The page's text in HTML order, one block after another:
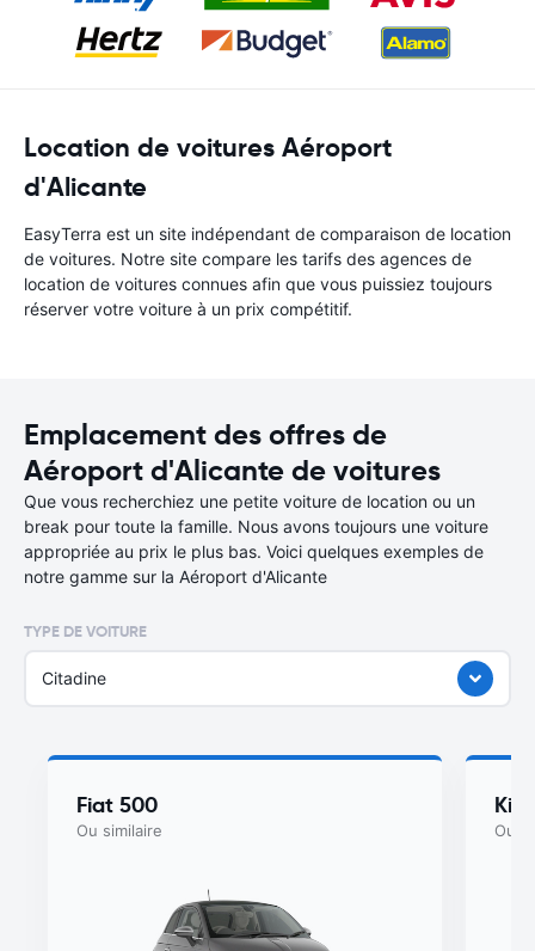
Location de voitures Aéroport
d'Alicante
EasyTerra est un site indépendant de comparaison de location
de voitures. Notre site compare les tarifs des agences de
location de voitures connues afin que vous puissiez toujours
réserver votre voiture à un prix compétitif.
Emplacement des offres de
Aéroport d'Alicante de voitures
Que vous recherchiez une petite voiture de location ou un
break pour toute la famille. Nous avons toujours une voiture
appropriée au prix le plus bas. Voici quelques exemples de
notre gamme sur la Aéroport d'Alicante
TYPE DE VOITURE
Citadine
Fiat 500
Ou similaire
Kia
Ou